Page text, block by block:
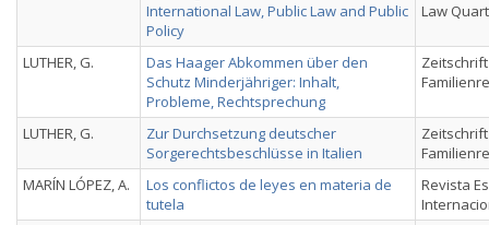
International Law, Public Law and Public
Policy
Law
LUTHER, G.
Das Haager Abkommen über den
Schutz Minderjähriger: Inhalt,
Probleme, Rechtsprechung
LUTHER, G.
Zur Durchsetzung deutscher
Sorgerechtsbeschlüsse in Italien
MARÍN LÓPEZ, A.
Los conflictos de leyes en materia de
tutela
Revista